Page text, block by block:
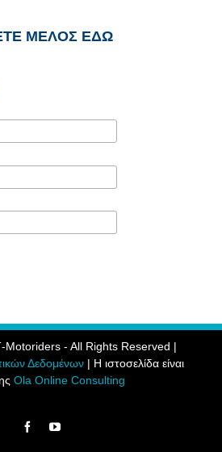
ΜΕΛΟΣ ΕΔΩ
- All Rights Reserved |
Δεδομένων | Η ιστοσελίδα είναι
Ola Online Consulting
FacebookYouTube